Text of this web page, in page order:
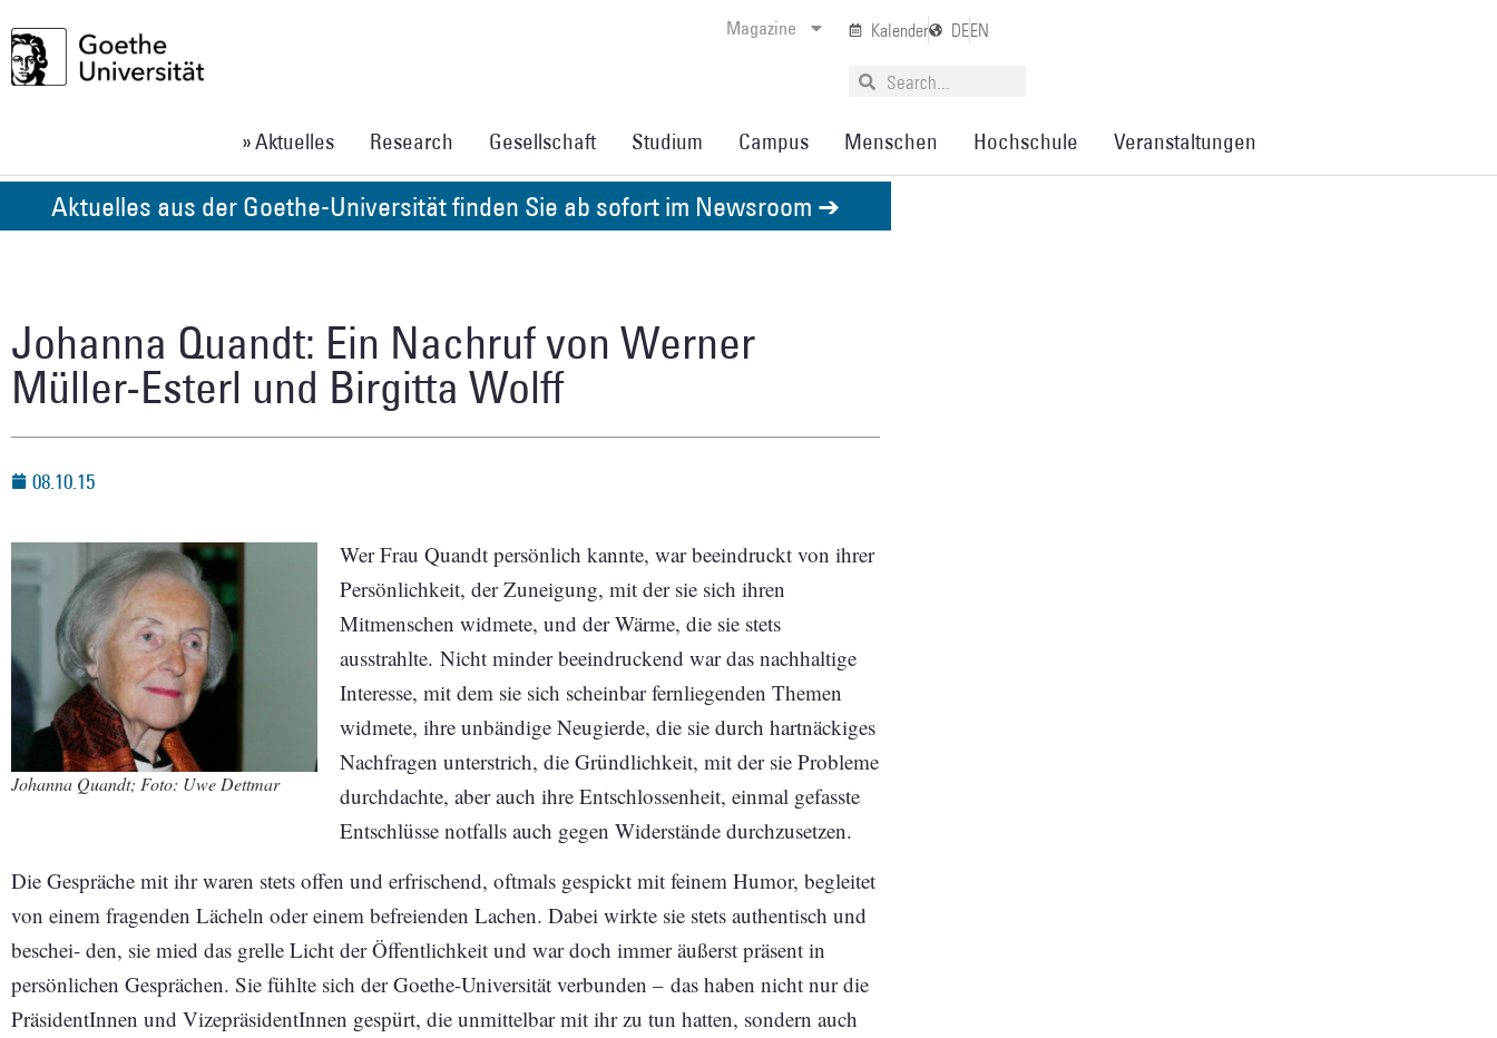
Magazine Kalender DEEN
» Aktuelles Research Gesellschaft Studium Campus Menschen Hochschule Veranstaltungen
Aktuelles aus der Goethe-Universität finden Sie ab sofort im Newsroom ➔
Johanna Quandt: Ein Nachruf von Werner
Müller-Esterl und Birgitta Wolff
08.10.15
Johanna Quandt; Foto: Uwe Dettmar
Wer Frau Quandt persönlich kannte, war beeindruckt von ihrer
Persönlichkeit, der Zuneigung, mit der sie sich ihren
Mitmenschen widmete, und der Wärme, die sie stets
ausstrahlte. Nicht minder beeindruckend war das nachhaltige
Interesse, mit dem sie sich scheinbar fernliegenden Themen
widmete, ihre unbändige Neugierde, die sie durch hartnäckiges
Nachfragen unterstrich, die Gründlichkeit, mit der sie Probleme
durchdachte, aber auch ihre Entschlossenheit, einmal gefasste
Entschlüsse notfalls auch gegen Widerstände durchzusetzen.
Die Gespräche mit ihr waren stets offen und erfrischend, oftmals gespickt mit feinem Humor, begleitet
von einem fragenden Lächeln oder einem befreienden Lachen. Dabei wirkte sie stets authentisch und
beschei- den, sie mied das grelle Licht der Öffentlichkeit und war doch immer äußerst präsent in
persönlichen Gesprächen. Sie fühlte sich der Goethe-Universität verbunden – das haben nicht nur die
PräsidentInnen und VizepräsidentInnen gespürt, die unmittelbar mit ihr zu tun hatten, sondern auch